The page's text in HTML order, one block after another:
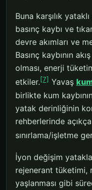
Buna karşılık
basınç kaybı ve
devre akımları ve
Basınç kaybının
olması, enerji
etkiler.[7] Yavaş
birlikte kum
yatak derinliğinin
rehberlerinde
sınırlama/işletme
İyon değişim
rejenerant tüketimi,
yaşlanması gibi